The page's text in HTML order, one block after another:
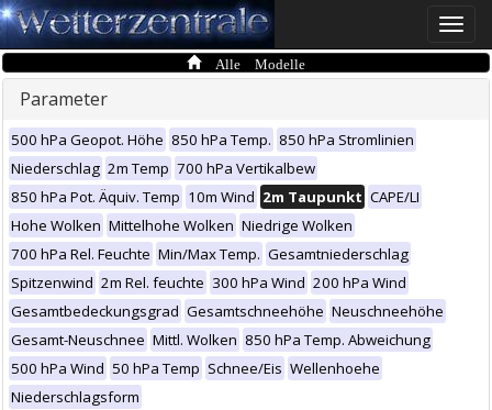
Toggle
Alle Modelle
Parameter
500 hPa Geopot. Höhe 850 hPa Temp. 850 hPa Stromlinien
Niederschlag 2m Temp 700 hPa Vertikalbew
850 hPa Pot. Äquiv. Temp 10m Wind 2m Taupunkt CAPE/LI
Hohe Wolken Mittelhohe Wolken Niedrige Wolken
700 hPa Rel. Feuchte Min/Max Temp. Gesamtniederschlag
Spitzenwind 2m Rel. feuchte 300 hPa Wind 200 hPa Wind
Gesamtbedeckungsgrad Gesamtschneehöhe Neuschneehöhe
Gesamt-Neuschnee Mittl. Wolken 850 hPa Temp. Abweichung
500 hPa Wind 50 hPa Temp Schnee/Eis Wellenhoehe
Niederschlagsform